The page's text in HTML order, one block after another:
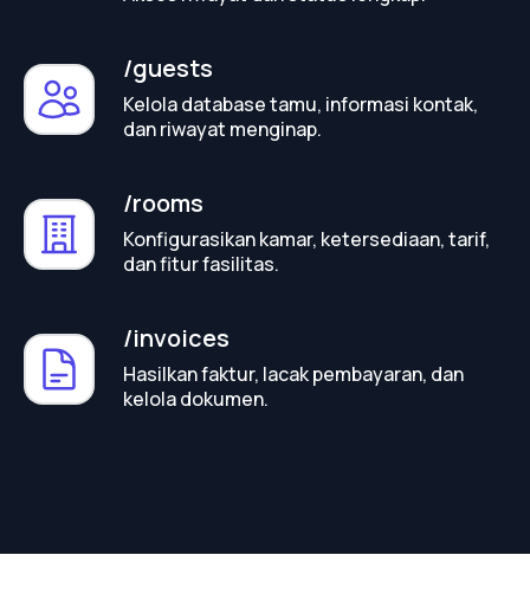
/guests
Kelola database tamu, informasi kontak,
dan riwayat menginap.
/rooms
Konfigurasikan kamar, ketersediaan, tarif,
dan fitur fasilitas.
/invoices
Hasilkan faktur, lacak pembayaran, dan
kelola dokumen.